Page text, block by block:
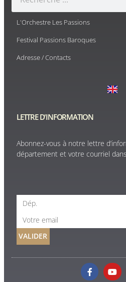
L'Orchestre Les Passions
Festival Passions Baroques
Adresse / Contacts
LETTRE D'INFORMATION
Abonnez-vous à notre lettre
département et votre courriel
VALIDER